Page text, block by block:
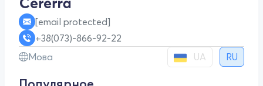
[email protected]
+38(073)-866-92-22
Мова
UA RU